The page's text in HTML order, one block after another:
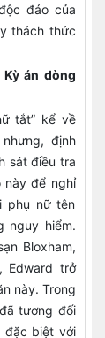
đáo của
thách thức
Kỳ án dòng
tắt” kể về
định
sát điều tra
này để nghỉ
phụ nữ tên
nguy hiểm.
Bloxham,
Edward trở
này. Trong
tương đối
đặc biệt với